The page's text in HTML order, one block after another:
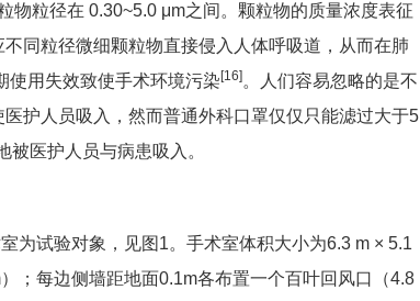
物粒径在 0.30~5.0 μm之间。颗粒物的质量浓度表征
同粒径微细颗粒物直接侵入人体呼吸道，从而在肺
使用失效致使手术环境污染 [16] 。人们容易忽略的是不
护人员吸入，然而普通外科口罩仅仅只能滤过大于5
医护人员与病患吸入。
试验对象，见图1。手术室体积大小为6.3 m × 5.1
；每边侧墙距地面0.1m各布置一个百叶回风口（4.8